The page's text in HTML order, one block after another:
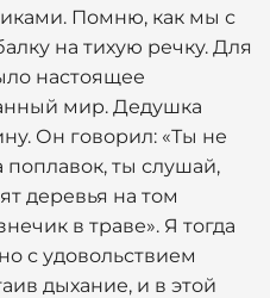
Помню, как мы с
на тихую речку. Для
настоящее
мир. Дедушка
Он говорил: «Ты не
поплавок, ты слушай,
деревья на том
в траве». Я тогда
с удовольствием
дыхание, и в этой